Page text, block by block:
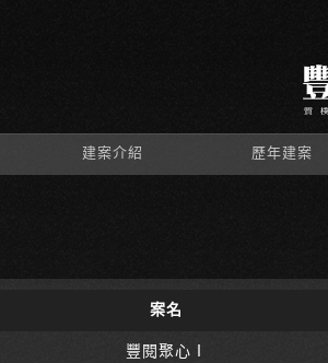
建案介紹 歷年建案
案名
豐閱聚心Ⅰ